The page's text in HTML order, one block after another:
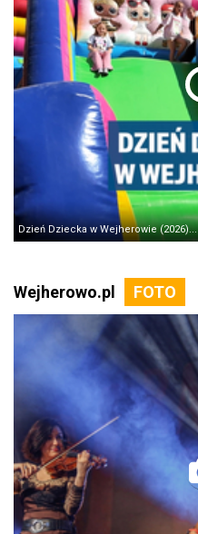
Dzień Dziecka w Wejherowie (2026)...
Wejherowo.pl